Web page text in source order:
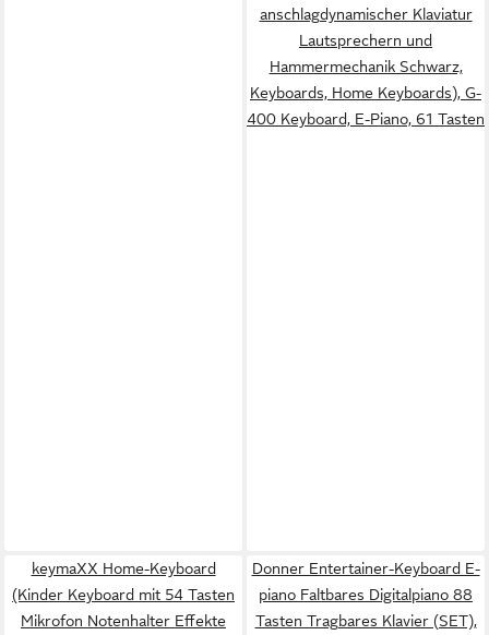
anschlagdynamischer Klaviatur
Lautsprechern und
Hammermechanik Schwarz,
Keyboards, Home Keyboards), G-
400 Keyboard, E-Piano, 61 Tasten
keymaXX Home-Keyboard
(Kinder Keyboard mit 54 Tasten
Mikrofon Notenhalter Effekte
Donner Entertainer-Keyboard E-
piano Faltbares Digitalpiano 88
Tasten Tragbares Klavier (SET),